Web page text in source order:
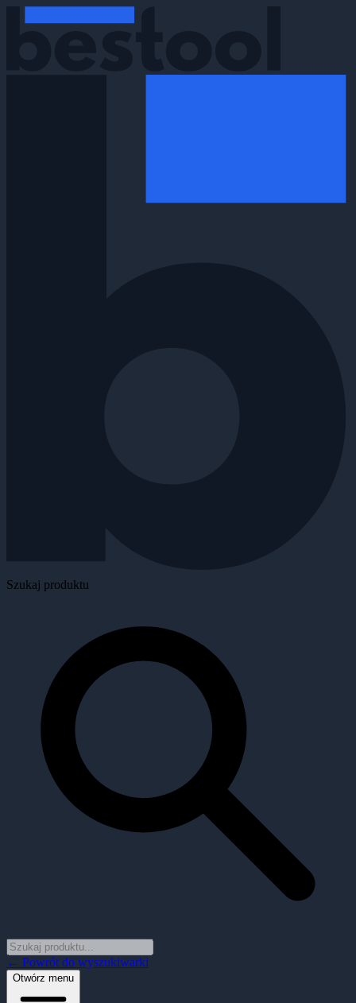
Szukaj produktu
← Powrót do wyszukiwarki
Otwórz menu